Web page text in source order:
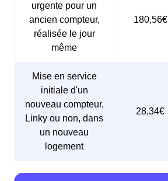
urgente pour un
ancien compteur,
réalisée le jour
même
180,56€
Mise en service
initiale d'un
nouveau compteur,
Linky ou non, dans
un nouveau
logement
28,34€